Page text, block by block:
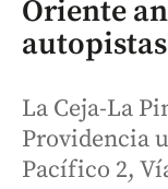
Oriente
La Ceja-La
Providencia
Pacífico 2,